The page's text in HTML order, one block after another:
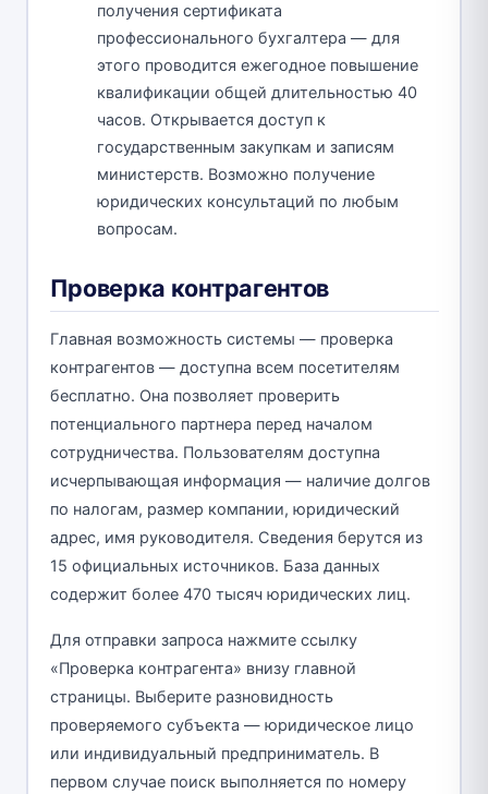
получения сертификата
профессионального бухгалтера — для
этого проводится ежегодное повышение
квалификации общей длительностью 40
часов. Открывается доступ к
государственным закупкам и записям
министерств. Возможно получение
юридических консультаций по любым
вопросам.
Проверка контрагентов
Главная возможность системы — проверка
контрагентов — доступна всем посетителям
бесплатно. Она позволяет проверить
потенциального партнера перед началом
сотрудничества. Пользователям доступна
исчерпывающая информация — наличие долгов
по налогам, размер компании, юридический
адрес, имя руководителя. Сведения берутся из
15 официальных источников. База данных
содержит более 470 тысяч юридических лиц.
Для отправки запроса нажмите ссылку
«Проверка контрагента» внизу главной
страницы. Выберите разновидность
проверяемого субъекта — юридическое лицо
или индивидуальный предприниматель. В
первом случае поиск выполняется по номеру